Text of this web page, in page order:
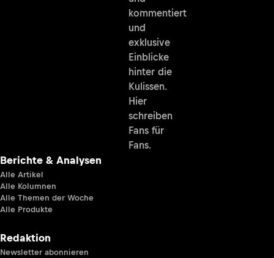
kommentiert
und
exklusive
Einblicke
hinter die
Kulissen.
Hier
schreiben
Fans für
Fans.
Berichte & Analysen
Alle Artikel
Alle Kolumnen
Alle Themen der Woche
Alle Produkte
Redaktion
Newsletter abonnieren